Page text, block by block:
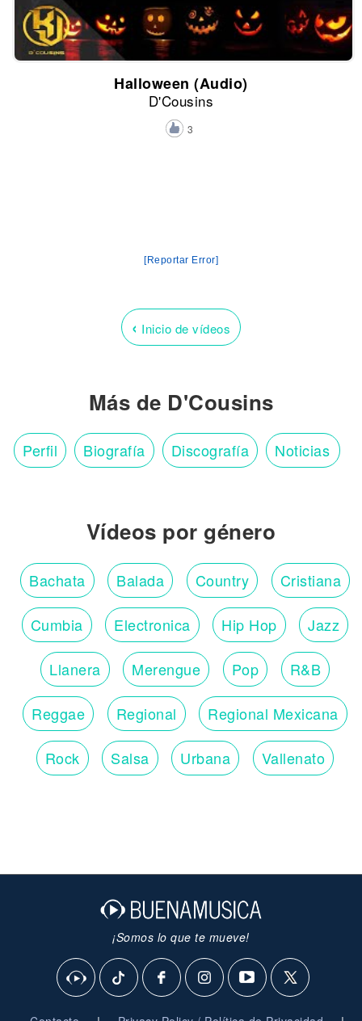
Halloween (Audio)
D'Cousins
3
[Reportar Error]
‹ Inicio de vídeos
Más de D'Cousins
Perfil Biografía Discografía Noticias
Vídeos por género
Bachata Balada Country Cristiana
Cumbia Electronica Hip Hop Jazz
Llanera Merengue Pop R&B
Reggae Regional Regional Mexicana
Rock Salsa Urbana Vallenato
¡Somos lo que te mueve!